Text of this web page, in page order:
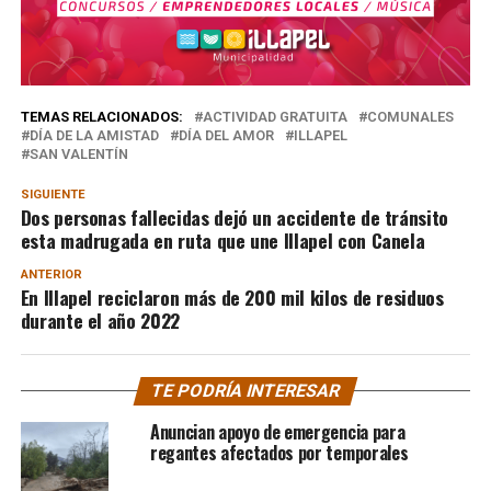
TEMAS RELACIONADOS: ACTIVIDAD GRATUITA
COMUNALES
DÍA DE LA AMISTAD
DÍA DEL AMOR
ILLAPEL
SAN VALENTÍN
SIGUIENTE
Dos personas fallecidas dejó un accidente de tránsito
esta madrugada en ruta que une Illapel con Canela
ANTERIOR
En Illapel reciclaron más de 200 mil kilos de residuos
durante el año 2022
TE PODRÍA INTERESAR
Anuncian apoyo de emergencia para
regantes afectados por temporales